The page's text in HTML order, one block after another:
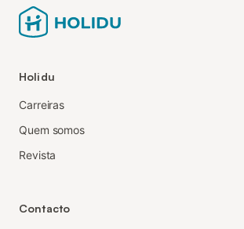
Holidu
Carreiras
Quem somos
Revista
Contacto